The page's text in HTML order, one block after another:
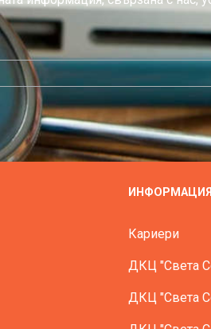
ИНФОРМАЦИЯ
Кариери
ДКЦ "Света
ДКЦ "Света